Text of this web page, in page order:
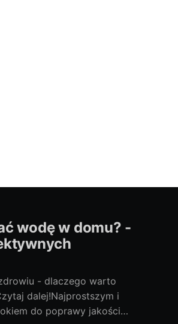
wodę w domu? -
- dlaczego warto
dalej!Najprostszym i
do poprawy jakości